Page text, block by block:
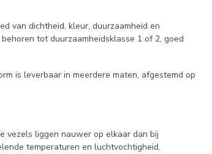
van dichtheid, kleur, duurzaamheid en
tot duurzaamheidsklasse 1 of 2, goed
is leverbaar in meerdere maten, afgestemd op
vezels liggen nauwer op elkaar dan bij
temperaturen en luchtvochtigheid.